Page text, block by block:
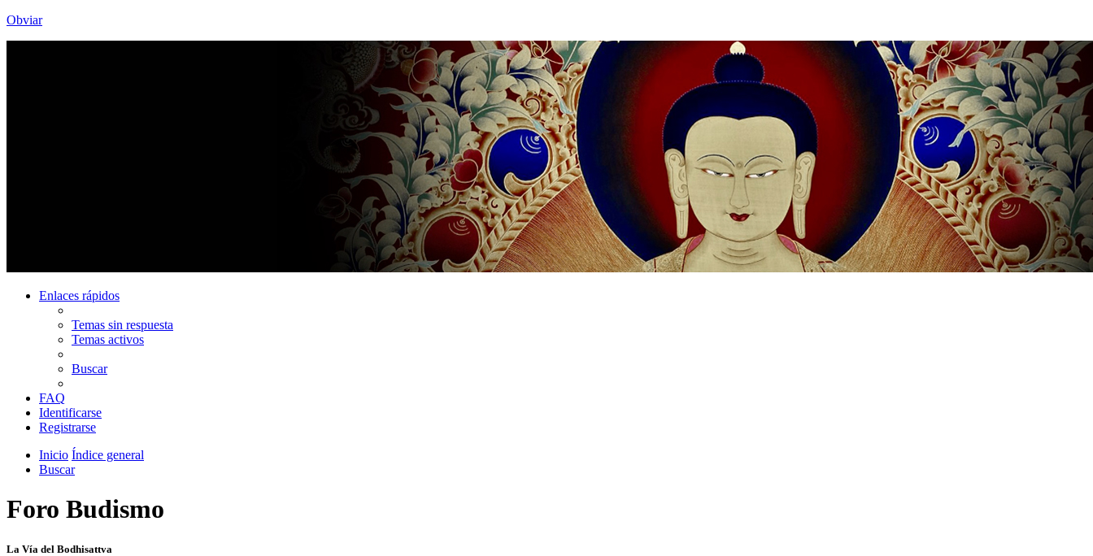
Obviar
Enlaces rápidos
Temas sin respuesta
Temas activos
Buscar
FAQ
Identificarse
Registrarse
Inicio Índice general
Buscar
Foro Budismo
La Vía del Bodhisattva